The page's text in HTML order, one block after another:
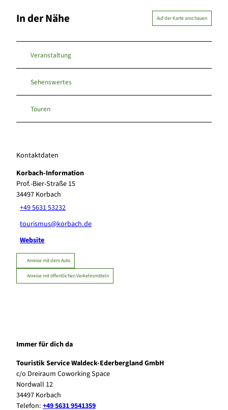
In der Nähe Auf der Karte anschauen
Veranstaltung
Sehenswertes
Touren
Kontaktdaten
Korbach-Information
Prof.-Bier-Straße 15
34497 Korbach
+49 5631 53232
tourismus@korbach.de
Website
Anreise mit dem Auto
Anreise mit öffentlichen Verkehrsmitteln
Immer für dich da
Touristik Service Waldeck-Ederbergland GmbH
c/o Dreiraum Coworking Space
Nordwall 12
34497 Korbach
Telefon: +49 5631 9541359